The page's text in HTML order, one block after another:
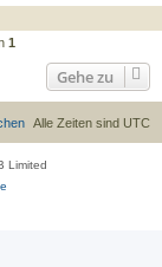
e
1
Gehe zu
Alle Zeiten sind UTC
Limited